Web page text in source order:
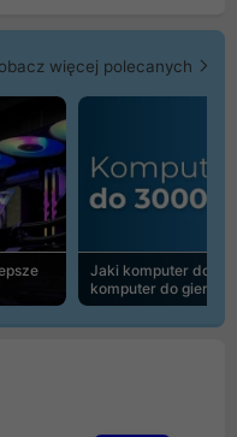
więcej polecanych
Jaki komputer do
komputer do gier |